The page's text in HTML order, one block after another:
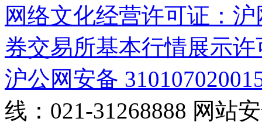
网络文化经营许可证：
券交易所基本行情展示许
沪公网安备
线：021-31268888 网站